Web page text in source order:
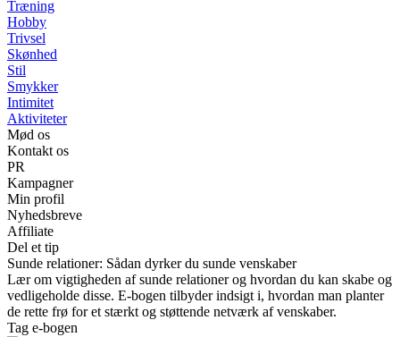
Træning
Hobby
Trivsel
Skønhed
Stil
Smykker
Intimitet
Aktiviteter
Mød os
Kontakt os
PR
Kampagner
Min profil
Nyhedsbreve
Affiliate
Del et tip
Sunde relationer: Sådan dyrker du sunde venskaber
Lær om vigtigheden af sunde relationer og hvordan du kan skabe og
vedligeholde disse. E-bogen tilbyder indsigt i, hvordan man planter
de rette frø for et stærkt og støttende netværk af venskaber.
Tag e-bogen